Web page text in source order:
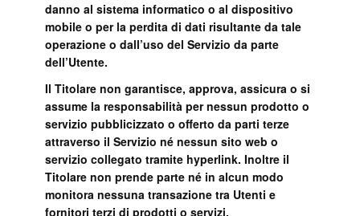
danno al sistema informatico o al dispositivo
mobile o per la perdita di dati risultante da tale
operazione o dall’uso del Servizio da parte
dell’Utente.
Il Titolare non garantisce, approva, assicura o si
assume la responsabilità per nessun prodotto o
servizio pubblicizzato o offerto da parti terze
attraverso il Servizio né nessun sito web o
servizio collegato tramite hyperlink. Inoltre il
Titolare non prende parte né in alcun modo
monitora nessuna transazione tra Utenti e
fornitori terzi di prodotti o servizi.